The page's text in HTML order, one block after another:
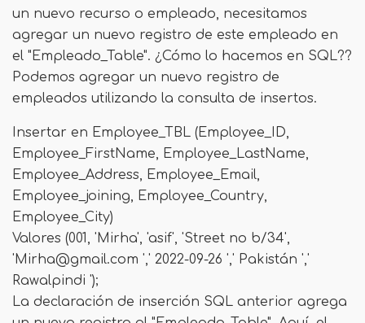
un nuevo recurso o empleado, necesitamos
agregar un nuevo registro de este empleado en
el "Empleado_Table". ¿Cómo lo hacemos en SQL??
Podemos agregar un nuevo registro de
empleados utilizando la consulta de insertos.
Insertar en Employee_TBL (Employee_ID,
Employee_FirstName, Employee_LastName,
Employee_Address, Employee_Email,
Employee_joining, Employee_Country,
Employee_City)
Valores (001, 'Mirha', 'asif', 'Street no b/34',
'Mirha@gmail.com ',' 2022-09-26 ',' Pakistán ','
Rawalpindi ');
La declaración de inserción SQL anterior agrega